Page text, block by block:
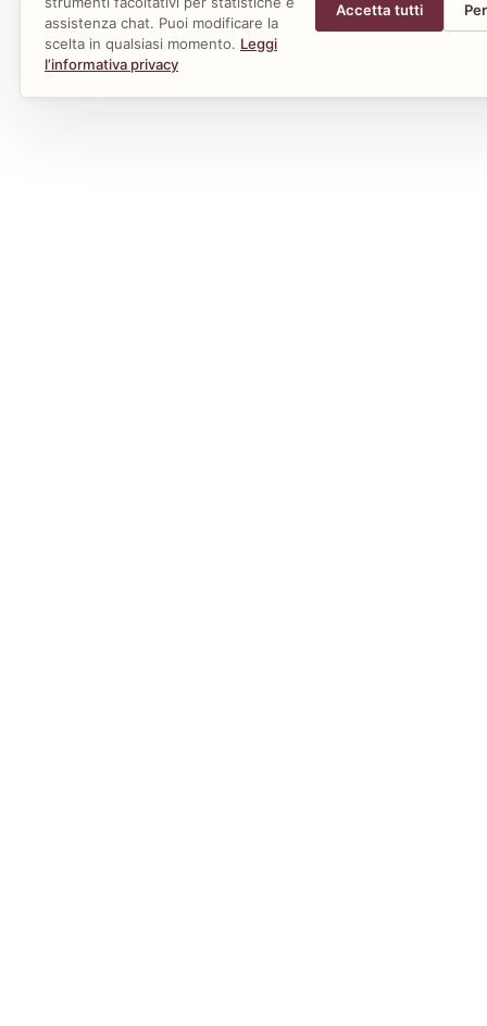
assistenza chat. Puoi modificare la
scelta in qualsiasi momento. Leggi
l’informativa privacy
Accetta tutti